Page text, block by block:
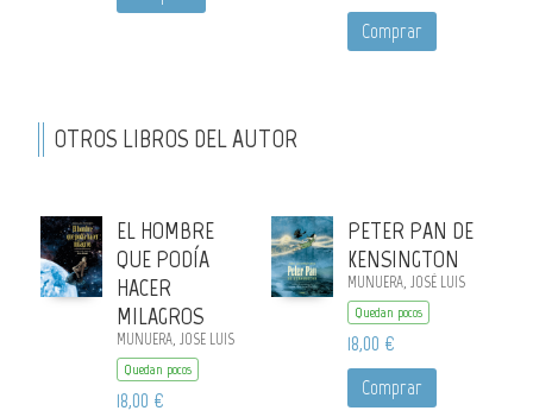
Comprar
OTROS LIBROS DEL AUTOR
EL HOMBRE
QUE PODÍA
HACER
MILAGROS
MUNUERA, JOSE LUIS
Quedan pocos
18,00 €
PETER PAN DE
KENSINGTON
MUNUERA, JOSÉ LUIS
Quedan pocos
18,00 €
Comprar